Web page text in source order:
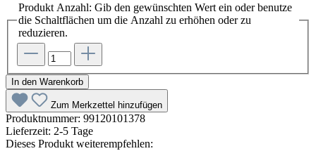
Produkt Anzahl: Gib den gewünschten Wert ein oder benutze
die Schaltflächen um die Anzahl zu erhöhen oder zu
reduzieren.
In den Warenkorb
Zum Merkzettel hinzufügen
Produktnummer: 99120101378
Lieferzeit: 2-5 Tage
Dieses Produkt weiterempfehlen: